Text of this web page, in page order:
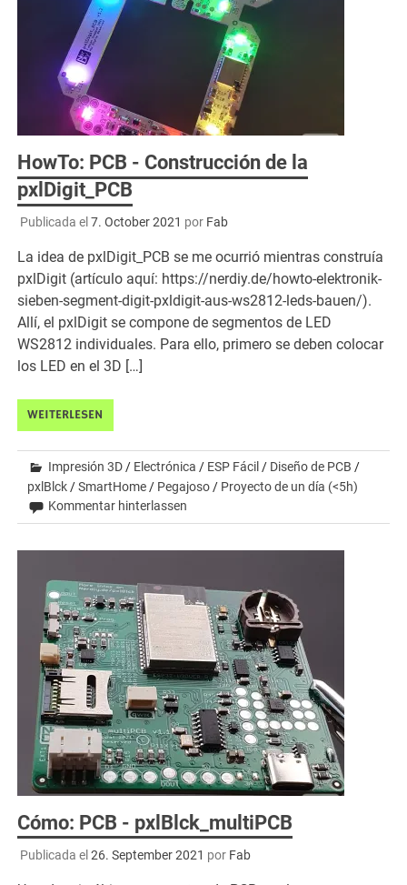
HowTo: PCB - Construcción de la
pxlDigit_PCB
Publicada el 7. October 2021 por Fab
La idea de pxlDigit_PCB se me ocurrió mientras construía
pxlDigit (artículo aquí: https://nerdiy.de/howto-elektronik-
sieben-segment-digit-pxldigit-aus-ws2812-leds-bauen/).
Allí, el pxlDigit se compone de segmentos de LED
WS2812 individuales. Para ello, primero se deben colocar
los LED en el 3D […]
WEITERLESEN
Impresión 3D / Electrónica / ESP Fácil / Diseño de PCB /
pxlBlck /SmartHome / Pegajoso / Proyecto de un día (<5h)
Kommentar hinterlassen
Cómo: PCB - pxlBlck_multiPCB
Publicada el 26. September 2021 por Fab